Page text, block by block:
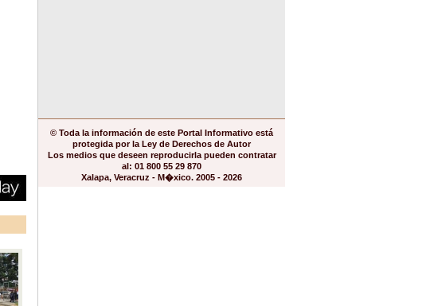
© Toda la información de este Portal Informativo está
protegida por la Ley de Derechos de Autor
Los medios que deseen reproducirla pueden contratar
al: 01 800 55 29 870
Xalapa, Veracruz - M�xico. 2005 - 2026